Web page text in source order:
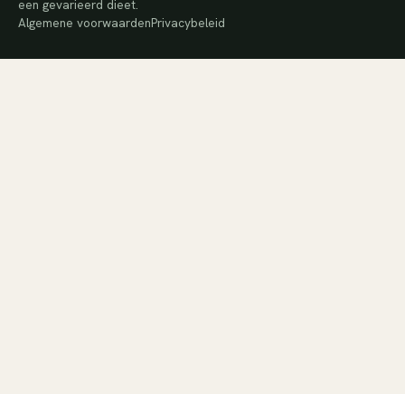
een gevarieerd dieet.
Algemene voorwaardenPrivacybeleid